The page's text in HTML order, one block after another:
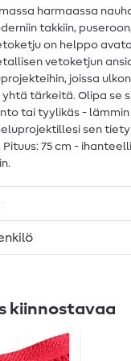
harmaassa
takkiin,
on helppo
vetoketjun
joissa
yhtä tärkeitä. Olipa se
tai tyylikäs -
sen
75 cm -
kiinnostavaa